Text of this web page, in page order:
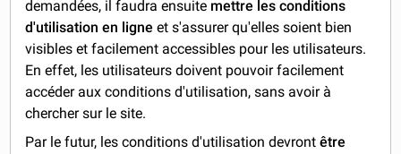
demandées, il faudra ensuite mettre les conditions
d'utilisation en ligne et s'assurer qu'elles soient bien
visibles et facilement accessibles pour les utilisateurs.
En effet, les utilisateurs doivent pouvoir facilement
accéder aux conditions d'utilisation, sans avoir à
chercher sur le site.
Par le futur, les conditions d'utilisation devrontêtre